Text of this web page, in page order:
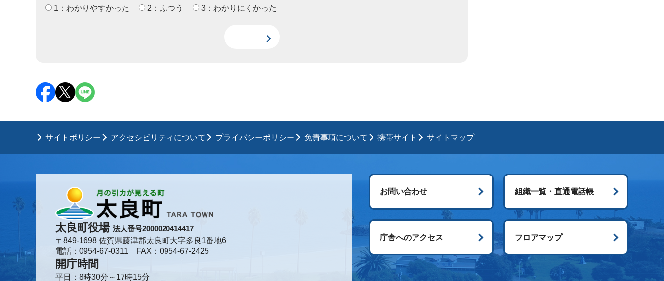
1：わかりやすかった
2：ふつう 3：わかりにくかった
サイトポリシー アクセシビリティについて プライバシーポリシー 免責事項について 携帯サイト サイトマップ
太良町役場 法人番号2000020414417
〒849-1698 佐賀県藤津郡太良町大字多良1番地6
電話：0954-67-0311 FAX：0954-67-2425
開庁時間
平日：8時30分～17時15分
お問い合わせ 組織一覧・直通電話帳
庁舎へのアクセス フロアマップ